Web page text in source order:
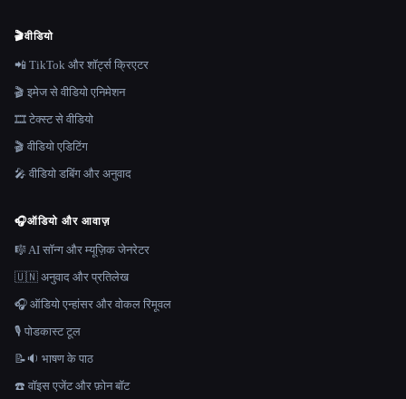
🎬वीडियो
📲 TikTok और शॉर्ट्स क्रिएटर
🎬 इमेज से वीडियो एनिमेशन
🎞️ टेक्स्ट से वीडियो
🎬 वीडियो एडिटिंग
🎤 वीडियो डबिंग और अनुवाद
🎧ऑडियो और आवाज़
🎼 AI सॉन्ग और म्यूज़िक जेनरेटर
🇺🇳 अनुवाद और प्रतिलेख
🎧 ऑडियो एन्हांसर और वोकल रिमूवल
🎙️ पोडकास्ट टूल
📝🔉 भाषण के पाठ
☎️ वॉइस एजेंट और फ़ोन बॉट